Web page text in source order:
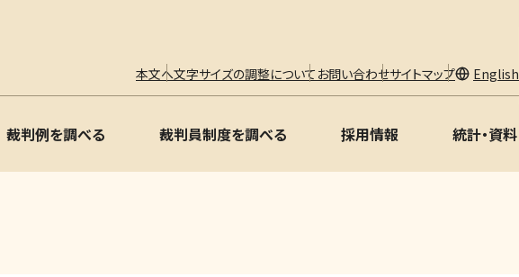
本文へ文字サイズの調整について お問い合わせサイトマップ English
裁判例を調べる 裁判員制度を調べる 採用情報 統計・資料